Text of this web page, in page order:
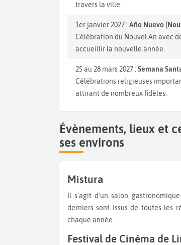
travers la ville.
1er janvier 2027 : Año Nuevo
Célébration du Nouvel An avec
accueillir la nouvelle année.
25 au 28 mars 2027 : Semana
Célébrations religieuses
attirant de nombreux fidèles.
Évènements, lieux et
ses environs
Mistura
Il s'agit d'un salon gastronomique dans lequel vous pouvez déguster et acheter des produits locaux. Ces
derniers sont issus de toutes les
chaque année.
Festival de Cinéma de